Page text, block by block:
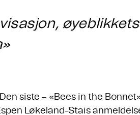
siste – «Bees in the
Løkeland-Stais